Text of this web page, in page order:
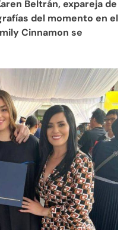
Beltrán, expareja de
del momento en el
Cinnamon se